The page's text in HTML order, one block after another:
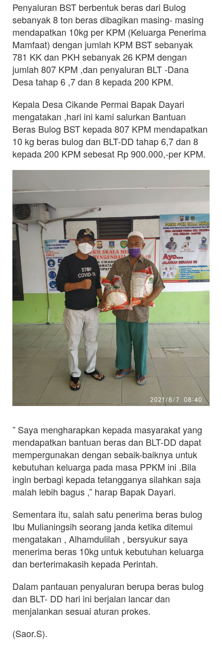
Penyaluran BST berbentuk beras dari Bulog
sebanyak 8 ton beras dibagikan masing- masing
mendapatkan 10kg per KPM (Keluarga Penerima
Mamfaat) dengan jumlah KPM BST sebanyak
781 KK dan PKH sebanyak 26 KPM dengan
jumlah 807 KPM ,dan penyaluran BLT -Dana
Desa tahap 6 ,7 dan 8 kepada 200 KPM.
Kepala Desa Cikande Permai Bapak Dayari
mengatakan ,hari ini kami salurkan Bantuan
Beras Bulog BST kepada 807 KPM mendapatkan
10 kg beras bulog dan BLT-DD tahap 6,7 dan 8
kepada 200 KPM sebesat Rp 900.000,-per KPM.
” Saya mengharapkan kepada masyarakat yang
mendapatkan bantuan beras dan BLT-DD dapat
mempergunakan dengan sebaik-baiknya untuk
kebutuhan keluarga pada masa PPKM ini .Bila
ingin berbagi kepada tetangganya silahkan saja
malah lebih bagus ,” harap Bapak Dayari.
Sementara itu, salah satu penerima beras bulog
Ibu Mulianingsih seorang janda ketika ditemui
mengatakan , Alhamdulilah , bersyukur saya
menerima beras 10kg untuk kebutuhan keluarga
dan berterimakasih kepada Perintah.
Dalam pantauan penyaluran berupa beras bulog
dan BLT- DD hari ini berjalan lancar dan
menjalankan sesuai aturan prokes.
(Saor.S).